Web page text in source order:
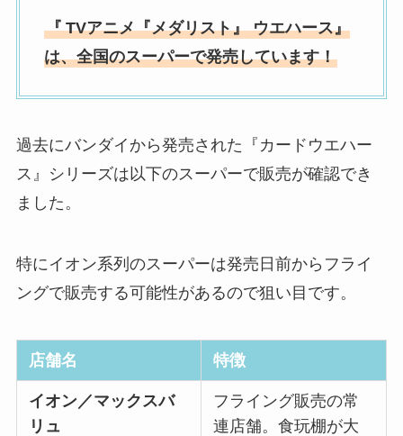
『 TVアニメ『メダリスト』 ウエハース』
は、全国のスーパーで発売しています！
過去にバンダイから発売された『カードウエハー
ス』シリーズは以下のスーパーで販売が確認でき
ました。
特にイオン系列のスーパーは発売日前からフライ
ングで販売する可能性があるので狙い目です。
店舗名 特徴
イオン／マックスバ
リュ
フライング販売の常
連店舗。食玩棚が大